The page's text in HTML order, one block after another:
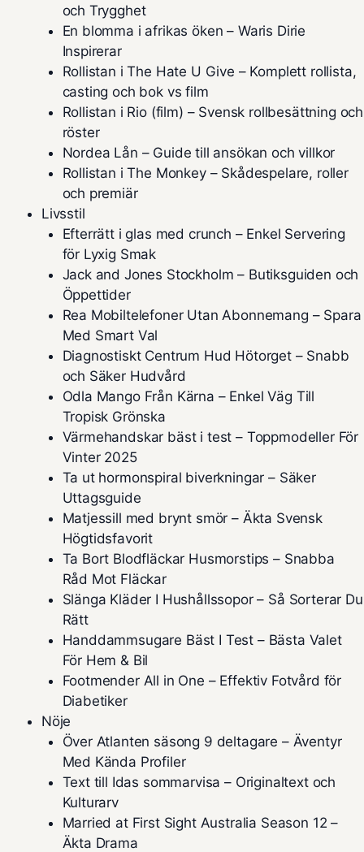
och Trygghet
En blomma i afrikas öken – Waris Dirie
Inspirerar
Rollistan i The Hate U Give – Komplett rollista,
casting och bok vs film
Rollistan i Rio (film) – Svensk rollbesättning och
röster
Nordea Lån – Guide till ansökan och villkor
Rollistan i The Monkey – Skådespelare, roller
och premiär
Livsstil
Efterrätt i glas med crunch – Enkel Servering
för Lyxig Smak
Jack and Jones Stockholm – Butiksguiden och
Öppettider
Rea Mobiltelefoner Utan Abonnemang – Spara
Med Smart Val
Diagnostiskt Centrum Hud Hötorget – Snabb
och Säker Hudvård
Odla Mango Från Kärna – Enkel Väg Till
Tropisk Grönska
Värmehandskar bäst i test – Toppmodeller För
Vinter 2025
Ta ut hormonspiral biverkningar – Säker
Uttagsguide
Matjessill med brynt smör – Äkta Svensk
Högtidsfavorit
Ta Bort Blodfläckar Husmorstips – Snabba
Råd Mot Fläckar
Slänga Kläder I Hushållssopor – Så Sorterar Du
Rätt
Handdammsugare Bäst I Test – Bästa Valet
För Hem & Bil
Footmender All in One – Effektiv Fotvård för
Diabetiker
Nöje
Över Atlanten säsong 9 deltagare – Äventyr
Med Kända Profiler
Text till Idas sommarvisa – Originaltext och
Kulturarv
Married at First Sight Australia Season 12 –
Äkta Drama